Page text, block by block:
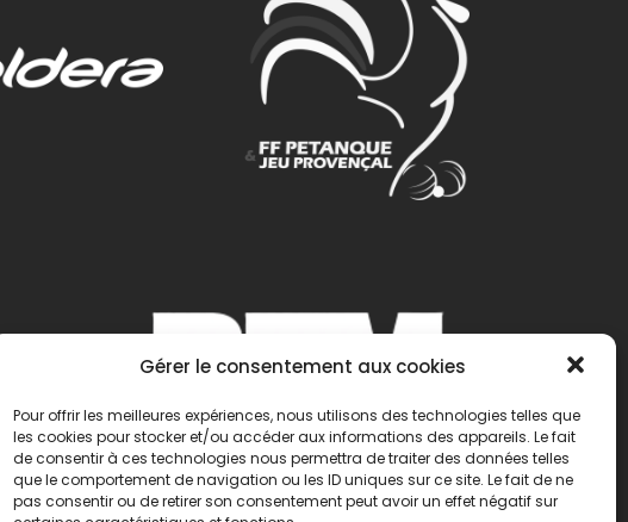
Gérer le consentement aux cookies
Pour offrir les meilleures expériences, nous utilisons des technologies telles que
les cookies pour stocker et/ou accéder aux informations des appareils. Le fait
de consentir à ces technologies nous permettra de traiter des données telles
que le comportement de navigation ou les ID uniques sur ce site. Le fait de ne
pas consentir ou de retirer son consentement peut avoir un effet négatif sur